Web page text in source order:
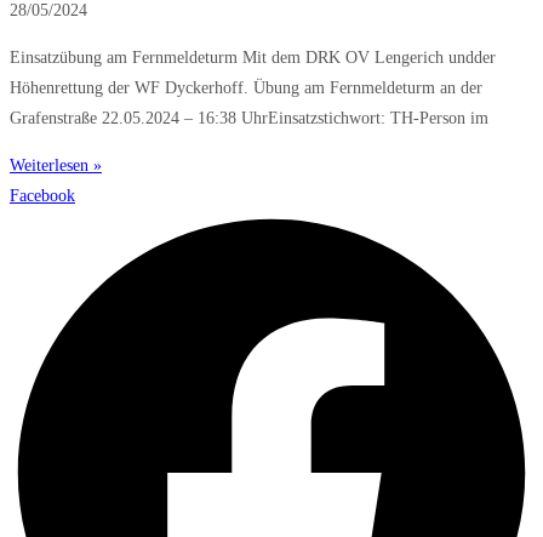
28/05/2024
Einsatzübung am Fernmeldeturm Mit dem DRK OV Lengerich undder
Höhenrettung der WF Dyckerhoff. Übung am Fernmeldeturm an der
Grafenstraße 22.05.2024 – 16:38 UhrEinsatzstichwort: TH-Person im
Weiterlesen »
Facebook